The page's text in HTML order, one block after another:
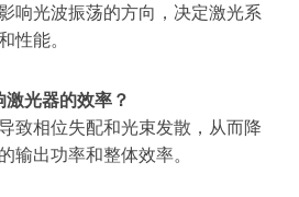
响光波振荡的方向，决定激光系
性能。
光器的效率？
致相位失配和光束发散，从而降
输出功率和整体效率。